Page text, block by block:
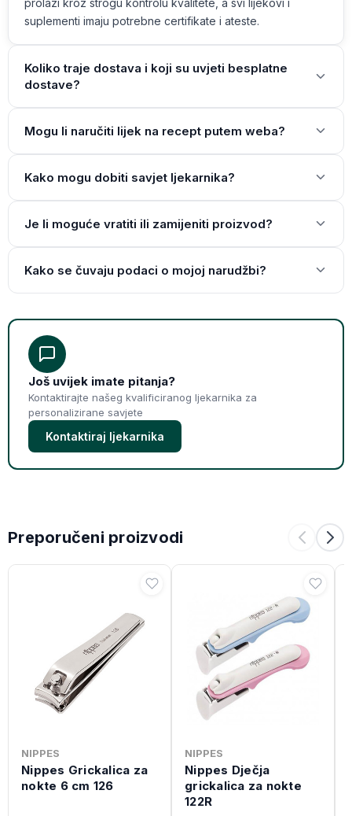
suplementi imaju potrebne certifikate i ateste.
Koliko traje dostava i koji su uvjeti besplatne
dostave?
Mogu li naručiti lijek na recept putem weba?
Kako mogu dobiti savjet ljekarnika?
Je li moguće vratiti ili zamijeniti proizvod?
Kako se čuvaju podaci o mojoj narudžbi?
Još uvijek imate pitanja?
Kontaktirajte našeg kvalificiranog ljekarnika za
personalizirane savjete
Kontaktiraj ljekarnika
Preporučeni proizvodi
NIPPES
Nippes Grickalica za
nokte 6 cm 126
NIPPES
Nippes Dječja
grickalica za nokte
122R